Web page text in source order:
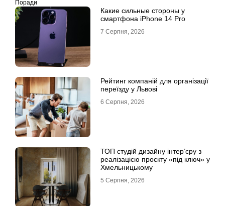
Поради
Какие сильные стороны у
смартфона iPhone 14 Pro
7 Серпня, 2026
Рейтинг компаній для організації
переїзду у Львові
6 Серпня, 2026
ТОП студій дизайну інтер’єру з
реалізацією проєкту «під ключ» у
Хмельницькому
5 Серпня, 2026